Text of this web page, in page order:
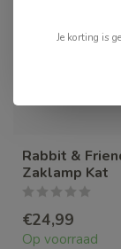
Rabbit &
Zaklamp Kat
€24,99
Op voorraad
Je korting is